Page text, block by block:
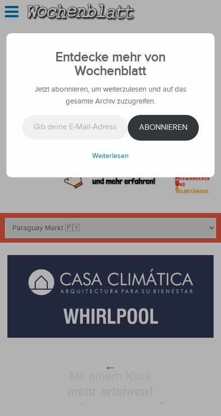
Entdecke mehr von
Wochenblatt
Jetzt abonnieren, um weiterzulesen und auf das
gesamte Archiv zuzugreifen.
ABONNIEREN
Weiterlesen